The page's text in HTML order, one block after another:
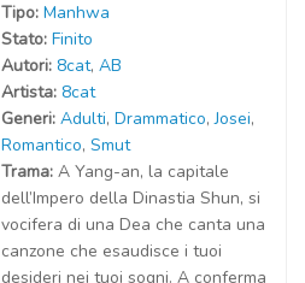
Tipo: Manhwa
Stato: Finito
Autori: 8cat, AB
Artista: 8cat
Generi: Adulti, Drammatico,Josei,
Romantico, Smut
Trama: A Yang-an, la capitale
dell’Impero della Dinastia Shun, si
vocifera di una Dea che canta una
canzone che esaudisce i tuoi
desideri nei tuoi sogni. A conferma